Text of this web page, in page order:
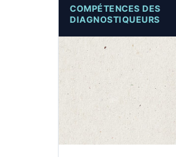
COMPÉTENCES DES
DIAGNOSTIQUEURS